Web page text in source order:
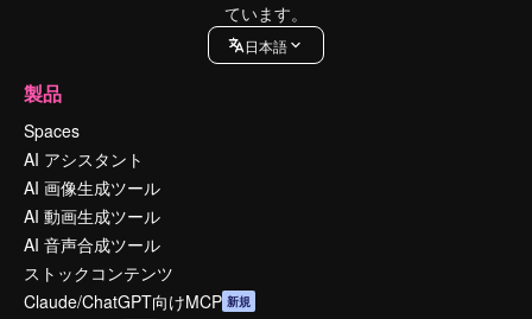
ています。
日本語
製品
Spaces
AI アシスタント
AI 画像生成ツール
AI 動画生成ツール
AI 音声合成ツール
ストックコンテンツ
Claude/ChatGPT向けMCP 新規